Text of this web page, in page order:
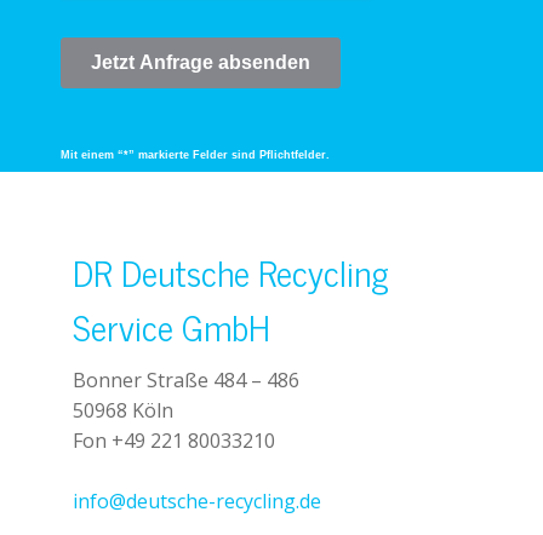
Mit einem “*” markierte Felder sind Pflichtfelder.
DR Deutsche Recycling
Service GmbH
Bonner Straße 484 – 486
50968 Köln
Fon +49 221 80033210
info@deutsche-recycling.de